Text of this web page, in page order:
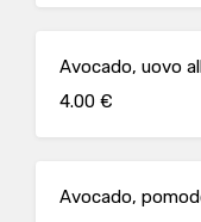
Avocado, uovo
4.00 €
Avocado,